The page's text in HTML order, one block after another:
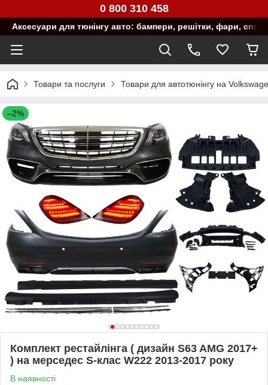
0 800 310 458
Аксесуари для тюнінгу авто: бампери, решітки, фари,
Товари та послуги Товари для автотюнінгу на
–2%
Комплект рестайлінга ( дизайн S63 AMG 2017+
) на мерседес S-клас W222 2013-2017 року
В наявності